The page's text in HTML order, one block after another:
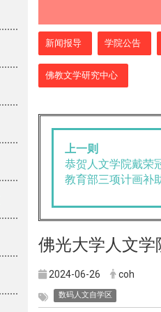
新闻报导 学院公告
佛教文学研究中心
上一则
恭贺人文学院戴荣
教育部三项计画补
佛光大学人文学
2024-06-26 coh
数码人文自学区